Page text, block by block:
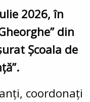
2026, în
din
Școala de
coordonați